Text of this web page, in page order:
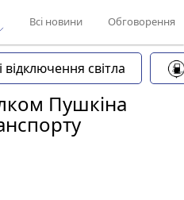
Всі новини Обговорення
відключення світла
Пушкіна